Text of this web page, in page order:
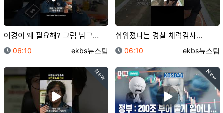
여경이 왜 필요해? 그럼 남ᄀ…
등록일
06:10 등록자
ekbs뉴스팀
쉬워졌다는 경찰 체력검사…
등록일
06:10 등록자
ekbs뉴스팀
New New